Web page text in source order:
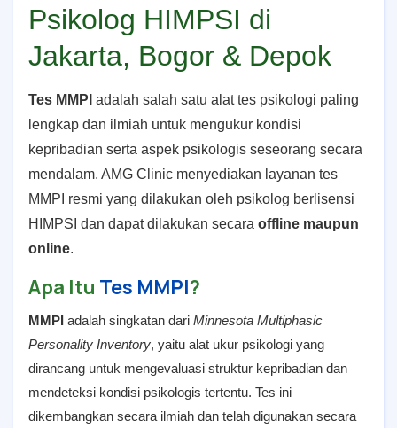
Psikolog HIMPSI di
Jakarta, Bogor & Depok
Tes MMPI adalah salah satu alat tes psikologi paling
lengkap dan ilmiah untuk mengukur kondisi
kepribadian serta aspek psikologis seseorang secara
mendalam. AMG Clinic menyediakan layanan tes
MMPI resmi yang dilakukan oleh psikolog berlisensi
HIMPSI dan dapat dilakukan secara offline maupun
online.
Apa Itu Tes MMPI?
MMPI adalah singkatan dari Minnesota Multiphasic
Personality Inventory, yaitu alat ukur psikologi yang
dirancang untuk mengevaluasi struktur kepribadian dan
mendeteksi kondisi psikologis tertentu. Tes ini
dikembangkan secara ilmiah dan telah digunakan secara